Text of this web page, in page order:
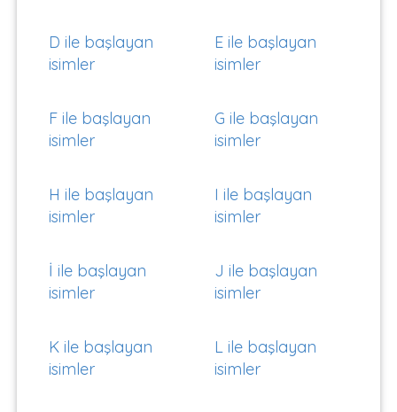
D ile başlayan
isimler
E ile başlayan
isimler
F ile başlayan
isimler
G ile başlayan
isimler
H ile başlayan
isimler
I ile başlayan
isimler
İ ile başlayan
isimler
J ile başlayan
isimler
K ile başlayan
isimler
L ile başlayan
isimler